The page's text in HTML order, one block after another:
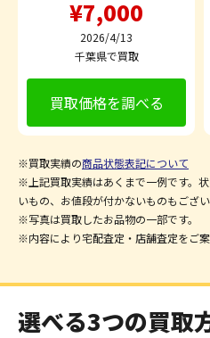
¥7,000
2026/4/13
千葉県で買取
買取価格を調べる
※買取実績の商品状態表記について
※上記買取実績はあくまで一例です。
いもの、お値段が付かないものもござ
※写真は買取したお品物の一部です。
※内容により宅配査定・店舗査定をご案
選べる3つの買取